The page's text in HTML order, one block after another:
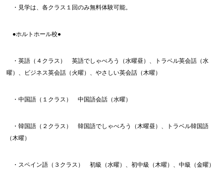
・見学は、各クラス１回のみ無料体験可能。
●ホルトホール校●
・英語（４クラス） 英語でしゃべろう（水曜昼）、トラベル英会話（水
曜）、ビジネス英会話（火曜）、やさしい英会話（木曜）
・中国語（１クラス） 中国語会話（水曜）
・韓国語（２クラス） 韓国語でしゃべろう（木曜昼）、トラベル韓国語
（木曜）
・スペイン語（３クラス） 初級（水曜）、初中級（木曜）、中級（金曜）